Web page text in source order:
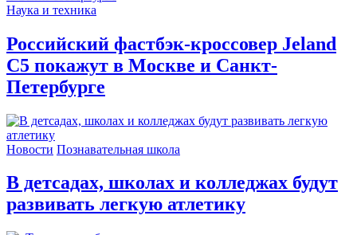
Наука и техника
Российский фастбэк-кроссовер Jeland
C5 покажут в Москве и Санкт-
Петербурге
Новости Познавательная школа
В детсадах, школах и колледжах будут
развивать легкую атлетику